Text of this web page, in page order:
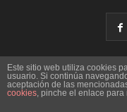
© Copyright 2016 -
Este sitio web utiliza cookies
usuario. Si continúa
aceptación de las
cookies, pinche el enlace